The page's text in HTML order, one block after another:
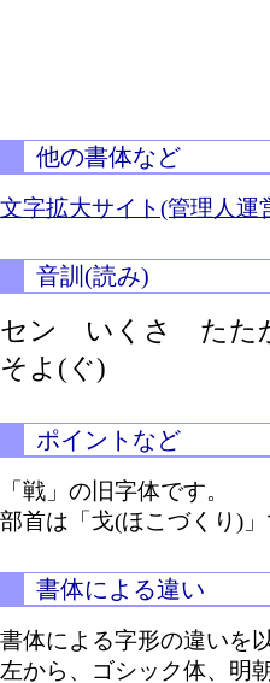
他の書体など
文字拡大サイト(管理人運
音訓(読み)
セン いくさ たた
そよ(ぐ)
ポイントなど
「戦」の旧字体です。
部首は「戈(ほこづくり)」
書体による違い
書体による字形の違いを
左から、ゴシック体、明